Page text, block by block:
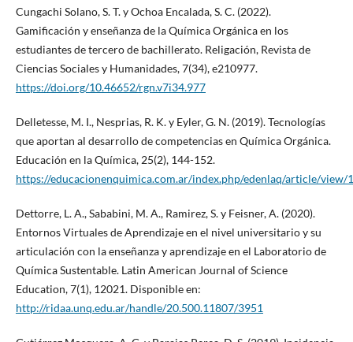
Cungachi Solano, S. T. y Ochoa Encalada, S. C. (2022).
Gamificación y enseñanza de la Química Orgánica en los
estudiantes de tercero de bachillerato. Religación, Revista de
Ciencias Sociales y Humanidades, 7(34), e210977.
https://doi.org/10.46652/rgn.v7i34.977
Delletesse, M. I., Nesprias, R. K. y Eyler, G. N. (2019). Tecnologías
que aportan al desarrollo de competencias en Química Orgánica.
Educación en la Química, 25(2), 144-152.
https://educacionenquimica.com.ar/index.php/edenlaq/article/view/
Dettorre, L. A., Sababini, M. A., Ramirez, S. y Feisner, A. (2020).
Entornos Virtuales de Aprendizaje en el nivel universitario y su
articulación con la enseñanza y aprendizaje en el Laboratorio de
Química Sustentable. Latin American Journal of Science
Education, 7(1), 12021. Disponible en:
http://ridaa.unq.edu.ar/handle/20.500.11807/3951